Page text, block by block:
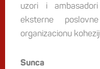
uzori i
eksterne
organizacionu
Sunca